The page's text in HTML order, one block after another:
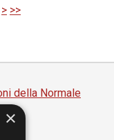
> >>
della Normale
×